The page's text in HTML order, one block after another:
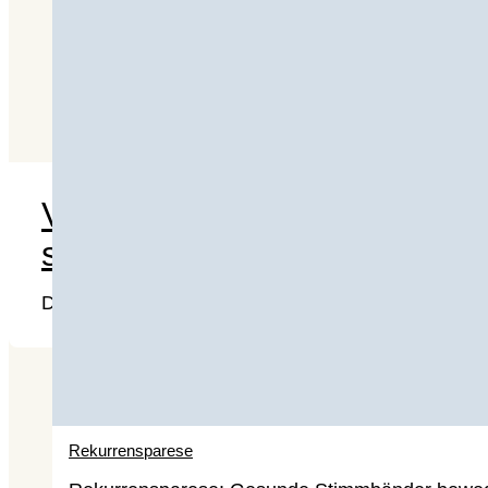
Rekurrensparese
Vorboten von Prostata-
sollte
Die Prostata ist ein kleines, aber wichtiges Organ